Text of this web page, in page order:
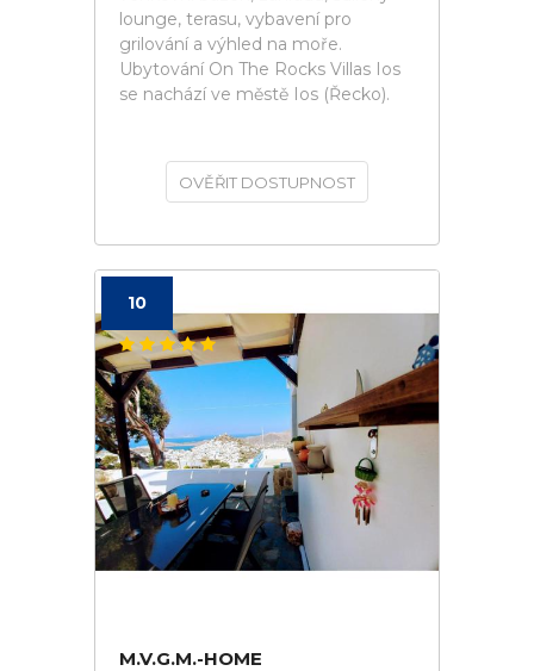
lounge, terasu, vybavení pro
grilování a výhled na moře.
Ubytování On The Rocks Villas Ios
se nachází ve městě Ios (Řecko).
OVĚŘIT DOSTUPNOST
10
M.V.G.M.-HOME